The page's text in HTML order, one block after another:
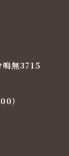
鳴無3715
）